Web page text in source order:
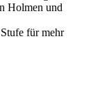
Holmen und
für mehr